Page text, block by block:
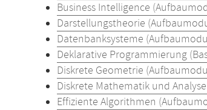
Business Intelligence
Darstellungstheorie
Datenbanksysteme
Deklarative Programmierung
Diskrete Geometrie
Diskrete Mathematik und
Effiziente Algorithmen